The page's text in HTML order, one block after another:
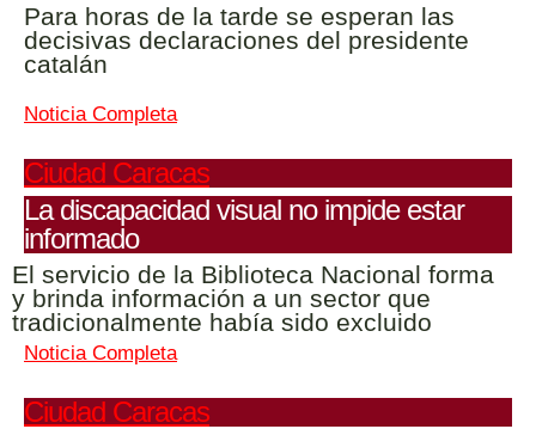
Para horas de la tarde se esperan las
decisivas declaraciones del presidente
catalán
Noticia Completa
Ciudad Caracas
La discapacidad visual no impide estar
informado
El servicio de la Biblioteca Nacional forma
y brinda información a un sector que
tradicionalmente había sido excluido
Noticia Completa
Ciudad Caracas